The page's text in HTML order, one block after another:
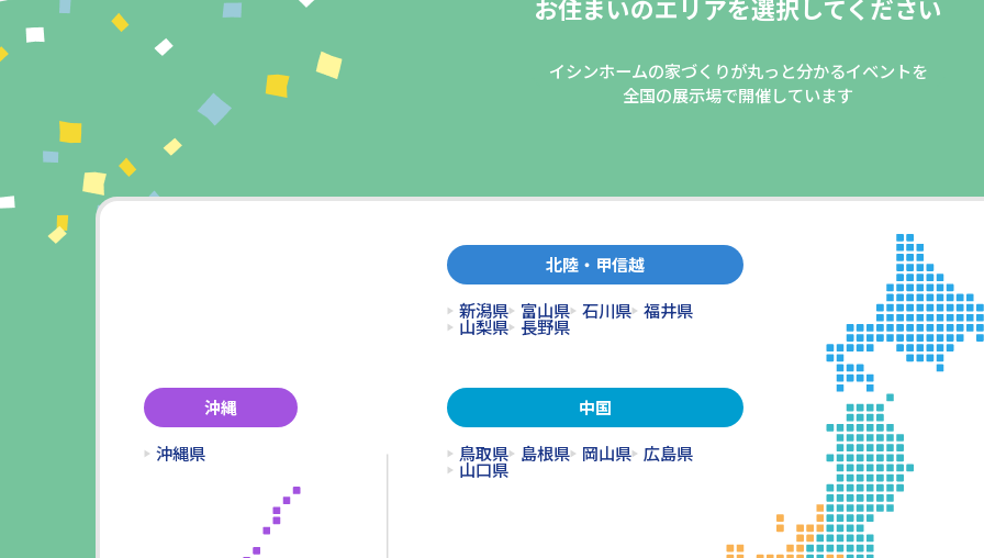
お住まいのエリアを選択してください
イシンホームの家づくりが丸っと分かるイベントを
全国の展示場で開催しています
北陸・甲信越
新潟県 富山県 石川県 福井県
山梨県 長野県
中国
鳥取県 島根県 岡山県 広島県
山口県
沖縄
沖縄県